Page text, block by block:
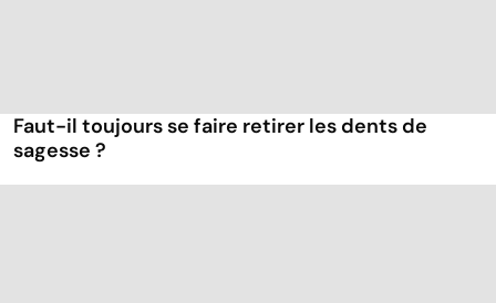
Faut-il toujours se faire retirer les dents de
sagesse ?